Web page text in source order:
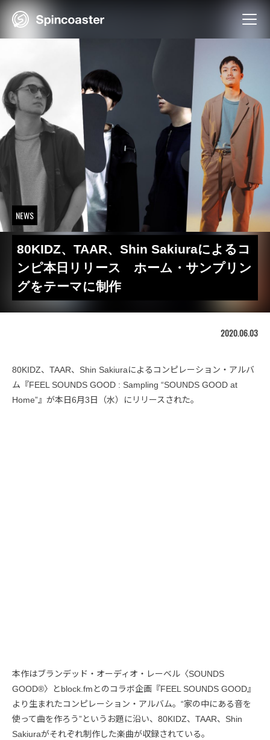
Skip
NEWS
80KIDZ、TAAR、Shin Sakiuraによるコ
ンピ本日リリース ホーム・サンプリン
グをテーマに制作
2020.06.03
80KIDZ、TAAR、Shin Sakiuraによるコンピレーション・アルバ
ム『FEEL SOUNDS GOOD : Sampling “SOUNDS GOOD at
Home”』が本日6月3日（水）にリリースされた。
本作はブランデッド・オーディオ・レーベル〈SOUNDS
GOOD®〉とblock.fmとのコラボ企画『FEEL SOUNDS GOOD』
より生まれたコンピレーション・アルバム。“家の中にある音を
使って曲を作ろう”というお題に沿い、80KIDZ、TAAR、Shin
Sakiuraがそれぞれ制作した楽曲が収録されている。